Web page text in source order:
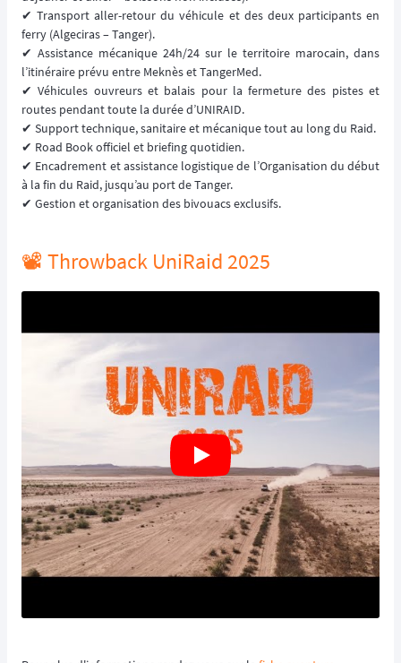
✔ Transport aller-retour du véhicule et des deux participants en
ferry (Algeciras – Tanger).
✔ Assistance mécanique 24h/24 sur le territoire marocain, dans
l’itinéraire prévu entre Meknès et TangerMed.
✔ Véhicules ouvreurs et balais pour la fermeture des pistes et
routes pendant toute la durée d’UNIRAID.
✔ Support technique, sanitaire et mécanique tout au long du Raid.
✔ Road Book officiel et briefing quotidien.
✔ Encadrement et assistance logistique de l’Organisation du début
à la fin du Raid, jusqu’au port de Tanger.
✔ Gestion et organisation des bivouacs exclusifs.
📽️ Throwback UniRaid 2025